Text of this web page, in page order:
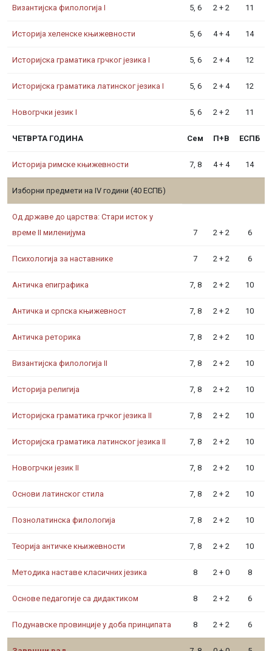
Византијска филологија I 5, 6 2 + 2 11
Историја хеленске књижевности 5, 6 4 + 4 14
Историјска граматика грчког језика I 5, 6 2 + 4 12
Историјска граматика латинског језика I 5, 6 2 + 4 12
Новогрчки језик I 5, 6 2 + 2 11
ЧЕТВРТА ГОДИНА Сем П+В ЕСПБ
Историја римске књижевности 7, 8 4 + 4 14
Изборни предмети на IV години (40 ЕСПБ)
Од државе до царства: Стари исток у
време II миленијума
7 2 + 2 6
Психологија за наставнике 7 2 + 2 6
Античка епиграфика 7, 8 2 + 2 10
Античка и српска књижевност 7, 8 2 + 2 10
Античка реторика 7, 8 2 + 2 10
Византијска филологија II 7, 8 2 + 2 10
Историја религија 7, 8 2 + 2 10
Историјска граматика грчког језика II 7, 8 2 + 2 10
Историјска граматика латинског језика II 7, 8 2 + 2 10
Новогрчки језик II 7, 8 2 + 2 10
Основи латинског стила 7, 8 2 + 2 10
Познолатинска филологија 7, 8 2 + 2 10
Теорија античке књижевности 7, 8 2 + 2 10
Методика наставе класичних језика 8 2 + 0 8
Основе педагогије са дидактиком 8 2 + 2 6
Подунавске провинције у доба принципата 8 2 + 2 6